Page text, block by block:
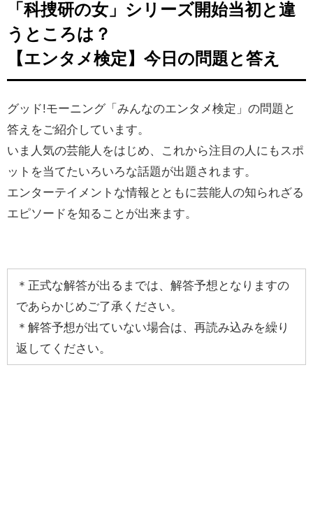
「科捜研の女」シリーズ開始当初と違
うところは？
【エンタメ検定】今日の問題と答え
グッド!モーニング「みんなのエンタメ検定」の問題と
答えをご紹介しています。
いま人気の芸能人をはじめ、
これから注目の人にもスポ
ットを当てたいろいろな話題が出題されます。
エンターテイメントな情報とともに芸能人の知られざる
エピソードを知ることが出来ます。
＊正式な解答が出るまでは、解答予想となりますの
であらかじめご了承ください。
＊解答予想が出ていない場合は、再読み込みを繰り
返してください。